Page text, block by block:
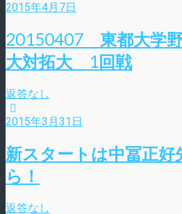
2015年4月7日
20150407 東都大学
大対拓大 1回戦
返答なし
2015年3月31日
新スタートは中冨正好
ら！
返答なし